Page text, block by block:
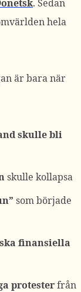
. Sedan
hela
är bara när
skulle bli
skulle kollapsa
som började
finansiella
protesterfrån